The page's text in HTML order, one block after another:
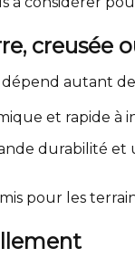
creusée
dépend autant
et rapide
durabilité
pour les